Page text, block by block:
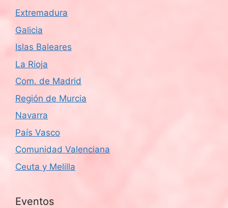
Extremadura
Galicia
Islas Baleares
La Rioja
Com. de Madrid
Región de Murcia
Navarra
País Vasco
Comunidad Valenciana
Ceuta y Melilla
Eventos